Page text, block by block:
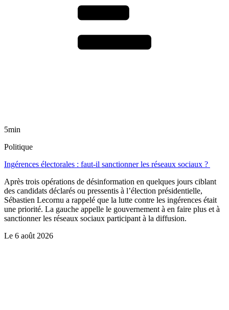
5min
Politique
Ingérences électorales : faut-il sanctionner les réseaux sociaux ?
Après trois opérations de désinformation en quelques jours ciblant
des candidats déclarés ou pressentis à l’élection présidentielle,
Sébastien Lecornu a rappelé que la lutte contre les ingérences était
une priorité. La gauche appelle le gouvernement à en faire plus et à
sanctionner les réseaux sociaux participant à la diffusion.
Le 6 août 2026